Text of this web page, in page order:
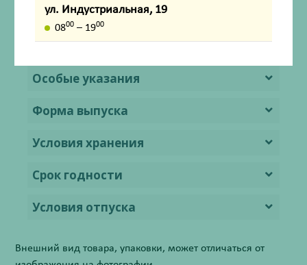
Передозировка
Лекарственное взаимодействие
Особые указания
Форма выпуска
Условия хранения
Срок годности
Условия отпуска
Внешний вид товара, упаковки, может отличаться от
ул. Индустриальная, 19
0800 – 1900